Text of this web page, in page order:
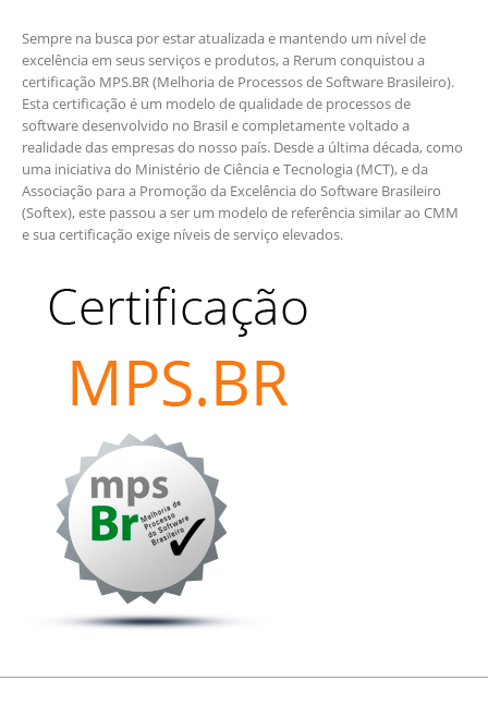
Sempre na busca por estar atualizada e mantendo um nível de
excelência em seus serviços e produtos, a Rerum conquistou a
certificação MPS.BR (Melhoria de Processos de Software Brasileiro).
Esta certificação é um modelo de qualidade de processos de
software desenvolvido no Brasil e completamente voltado a
realidade das empresas do nosso país. Desde a última década, como
uma iniciativa do Ministério de Ciência e Tecnologia (MCT), e da
Associação para a Promoção da Excelência do Software Brasileiro
(Softex), este passou a ser um modelo de referência similar ao CMM
e sua certificação exige níveis de serviço elevados.